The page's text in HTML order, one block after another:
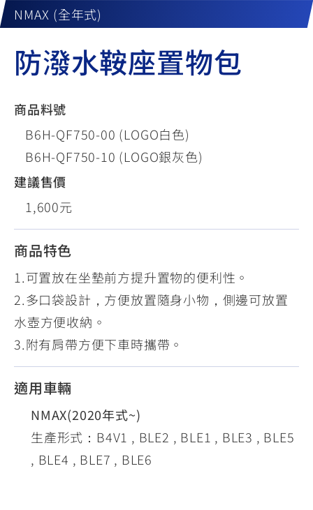
NMAX (全年式)
防潑水鞍座置物包
商品料號
B6H-QF750-00 (LOGO白色)
B6H-QF750-10 (LOGO銀灰色)
建議售價
1,600元
商品特色
1.可置放在坐墊前方提升置物的便利性。
2.多口袋設計，方便放置隨身小物，側邊可放置
水壺方便收納。
3.附有肩帶方便下車時攜帶。
適用車輛
NMAX(2020年式~)
生產形式：B4V1 , BLE2 , BLE1 , BLE3 , BLE5
, BLE4 , BLE7 , BLE6